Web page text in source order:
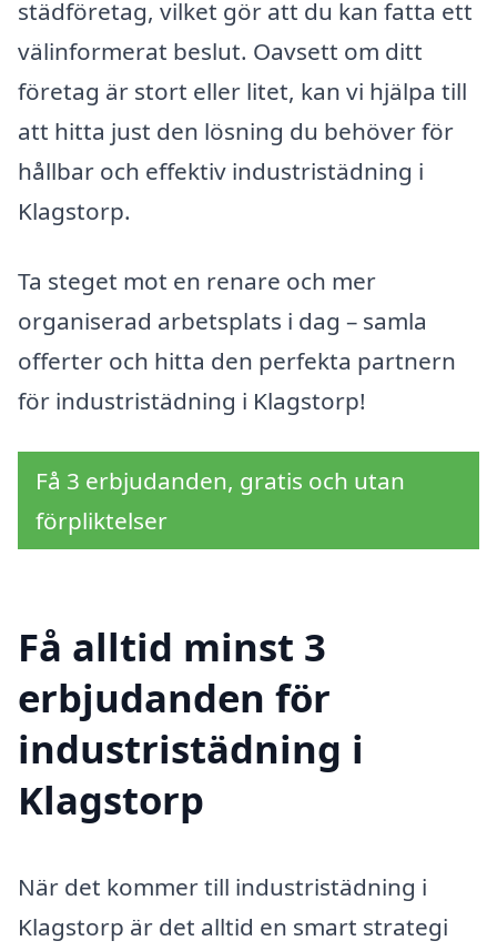
städföretag, vilket gör att du kan fatta ett
välinformerat beslut. Oavsett om ditt
företag är stort eller litet, kan vi hjälpa till
att hitta just den lösning du behöver för
hållbar och effektiv industristädning i
Klagstorp.
Ta steget mot en renare och mer
organiserad arbetsplats i dag – samla
offerter och hitta den perfekta partnern
för industristädning i Klagstorp!
Få 3 erbjudanden, gratis och utan
förpliktelser
Få alltid minst 3
erbjudanden för
industristädning i
Klagstorp
När det kommer till industristädning i
Klagstorp är det alltid en smart strategi